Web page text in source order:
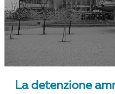
La detenzione